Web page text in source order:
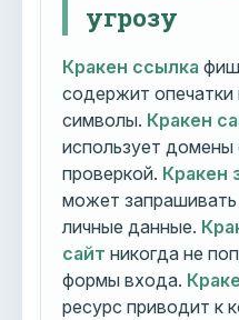
угрозу
Кракен ссылка
содержит
символы. Кракен
использует домены
проверкой. Кракен
может
личные данные.
сайт никогда не
формы входа.
ресурс приводит к